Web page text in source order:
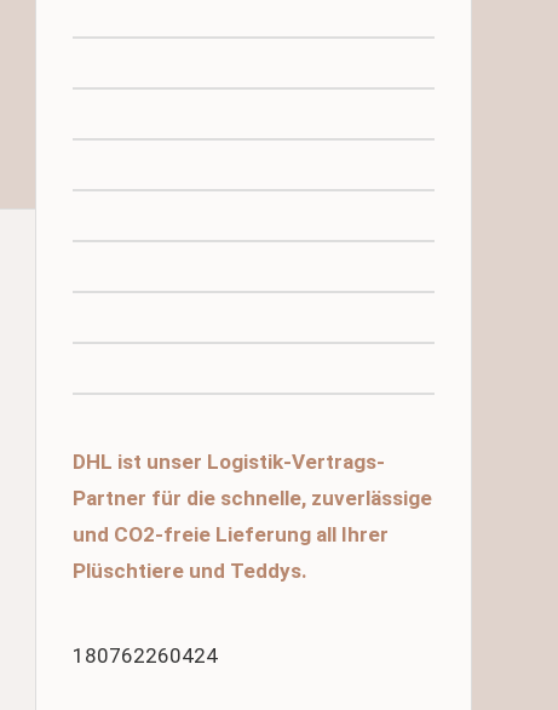
DHL ist unser Logistik-Vertrags-
Partner für die schnelle, zuverlässige
und CO2-freie Lieferung all Ihrer
Plüschtiere und Teddys.
180762260424